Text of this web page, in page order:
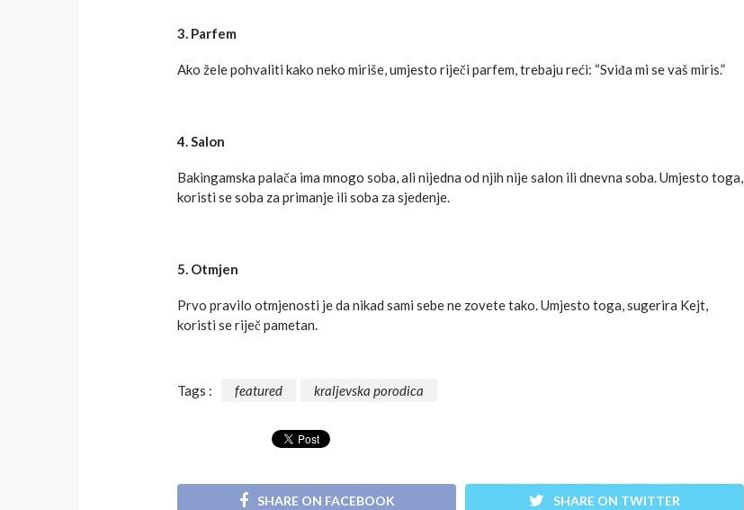
3. Parfem
Ako žele pohvaliti kako neko miriše, umjesto riječi parfem, trebaju reći: “Sviđa mi se vaš miris.”
4. Salon
Bakingamska palača ima mnogo soba, ali nijedna od njih nije salon ili dnevna soba. Umjesto toga,
koristi se soba za primanje ili soba za sjedenje.
5. Otmjen
Prvo pravilo otmjenosti je da nikad sami sebe ne zovete tako. Umjesto toga, sugerira Kejt,
koristi se riječ pametan.
Tags : featured kraljevska porodica
SHARE ON FACEBOOK SHARE ON TWITTER